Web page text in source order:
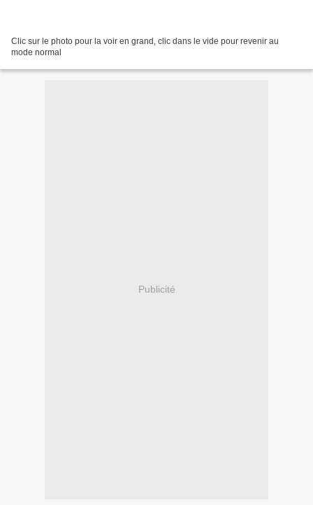
Clic sur le photo pour la voir en grand, clic dans le vide pour revenir au
mode normal
Publicité